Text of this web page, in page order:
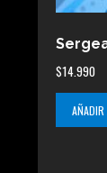
$14.990